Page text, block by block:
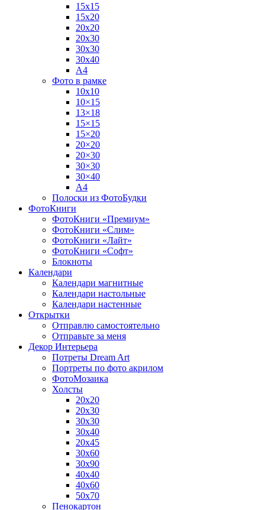
15х15
15х20
20х20
20х30
30х30
30х40
А4
Фото в рамке
10х10
10×15
13×18
15×15
15×20
20×20
20×30
30×30
30×40
A4
Полоски из ФотоБудки
ФотоКниги
ФотоКниги «Премиум»
ФотоКниги «Слим»
ФотоКниги «Лайт»
ФотоКниги «Софт»
Блокноты
Календари
Календари магнитные
Календари настольные
Календари настенные
Открытки
Отправлю самостоятельно
Отправьте за меня
Декор Интерьера
Потреты Dream Art
Портреты по фото акрилом
ФотоМозаика
Холсты
20х20
20х30
30х30
30х40
20х45
30х60
30х90
40х40
40х60
50х70
Пенокартон